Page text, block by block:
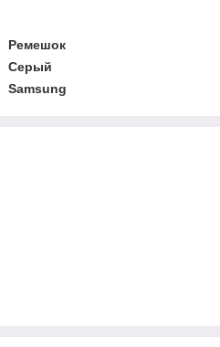
Ремешок
Серый
Samsung